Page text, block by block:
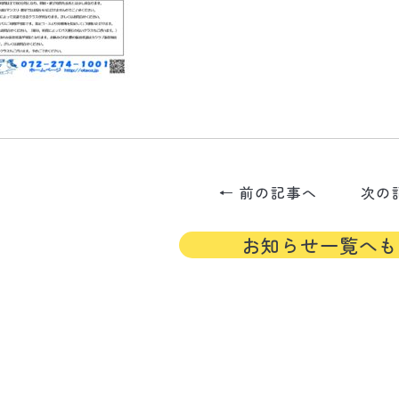
← 前の記事へ 次の
お知らせ一覧へ